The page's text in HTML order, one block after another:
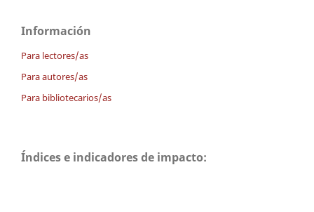
Información
Para lectores/as
Para autores/as
Para bibliotecarios/as
Índices e indicadores de impacto: